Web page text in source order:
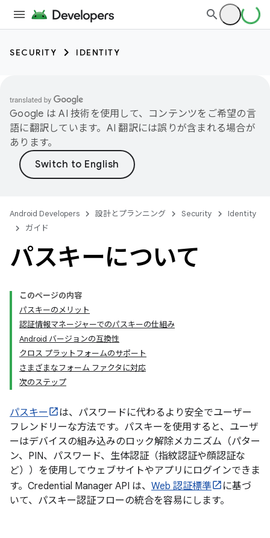
SECURITY IDENTITY
Google は AI 技術を使用して、コンテンツをご希望の言
語に翻訳しています。AI 翻訳には誤りが含まれる場合が
あります。
Android Developers 設計とプランニング Security
Identity
ガイド
パスキーについて
このページの内容
パスキーのメリット
認証情報マネージャーでのパスキーの仕組み
Android バージョンの互換性
クロス プラットフォームのサポート
さまざまなフォーム ファクタに対応
次のステップ
パスキー
は、パスワードに代わるより安全でユーザー
フレンドリーな方法です。パスキーを使用すると、ユーザ
ーはデバイスの組み込みのロック解除メカニズム（パター
ン、PIN、パスワード、生体認証（指紋認証や顔認証な
ど））を使用してウェブサイトやアプリにログインできま
す。Credential Manager API は、 Web 認証標準
に基づ
いて、パスキー認証フローの統合を容易にします。